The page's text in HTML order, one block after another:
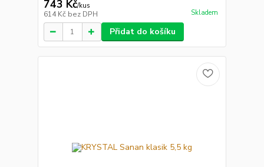
743 Kč/kus
614 Kč bez DPH Skladem
Přidat do košíku